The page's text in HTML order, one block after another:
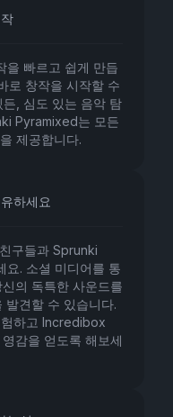
빠르고 쉽게 만듭
로 창작을 시작할 수
, 심도 있는 음악 탐
Pyramixed는 모든
제공합니다.
하세요
구들과 Sprunki
. 소셜 미디어를 통
의 독특한 사운드를
발견할 수 있습니다.
하고 Incredibox
감을 얻도록 해보세